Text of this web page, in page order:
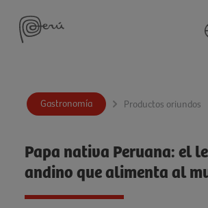
Gastronomía Productos oriundos
Papa nativa Peruana: el
andino que alimenta al